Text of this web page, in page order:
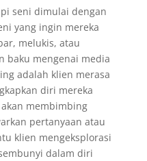
seni dimulai dengan
yang ingin mereka
melukis, atau
baku mengenai media
adalah klien merasa
diri mereka
membimbing
pertanyaan atau
klien mengeksplorasi
dalam diri